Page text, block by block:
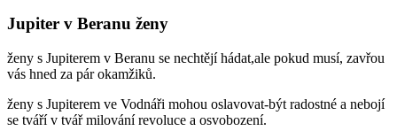
Jupiter v Beranu ženy
ženy s Jupiterem v Beranu se nechtějí hádat,ale pokud musí, zavřou
vás hned za pár okamžiků.
ženy s Jupiterem ve Vodnáři mohou oslavovat-být radostné a nebojí
se tváří v tvář milování revoluce a osvobození.